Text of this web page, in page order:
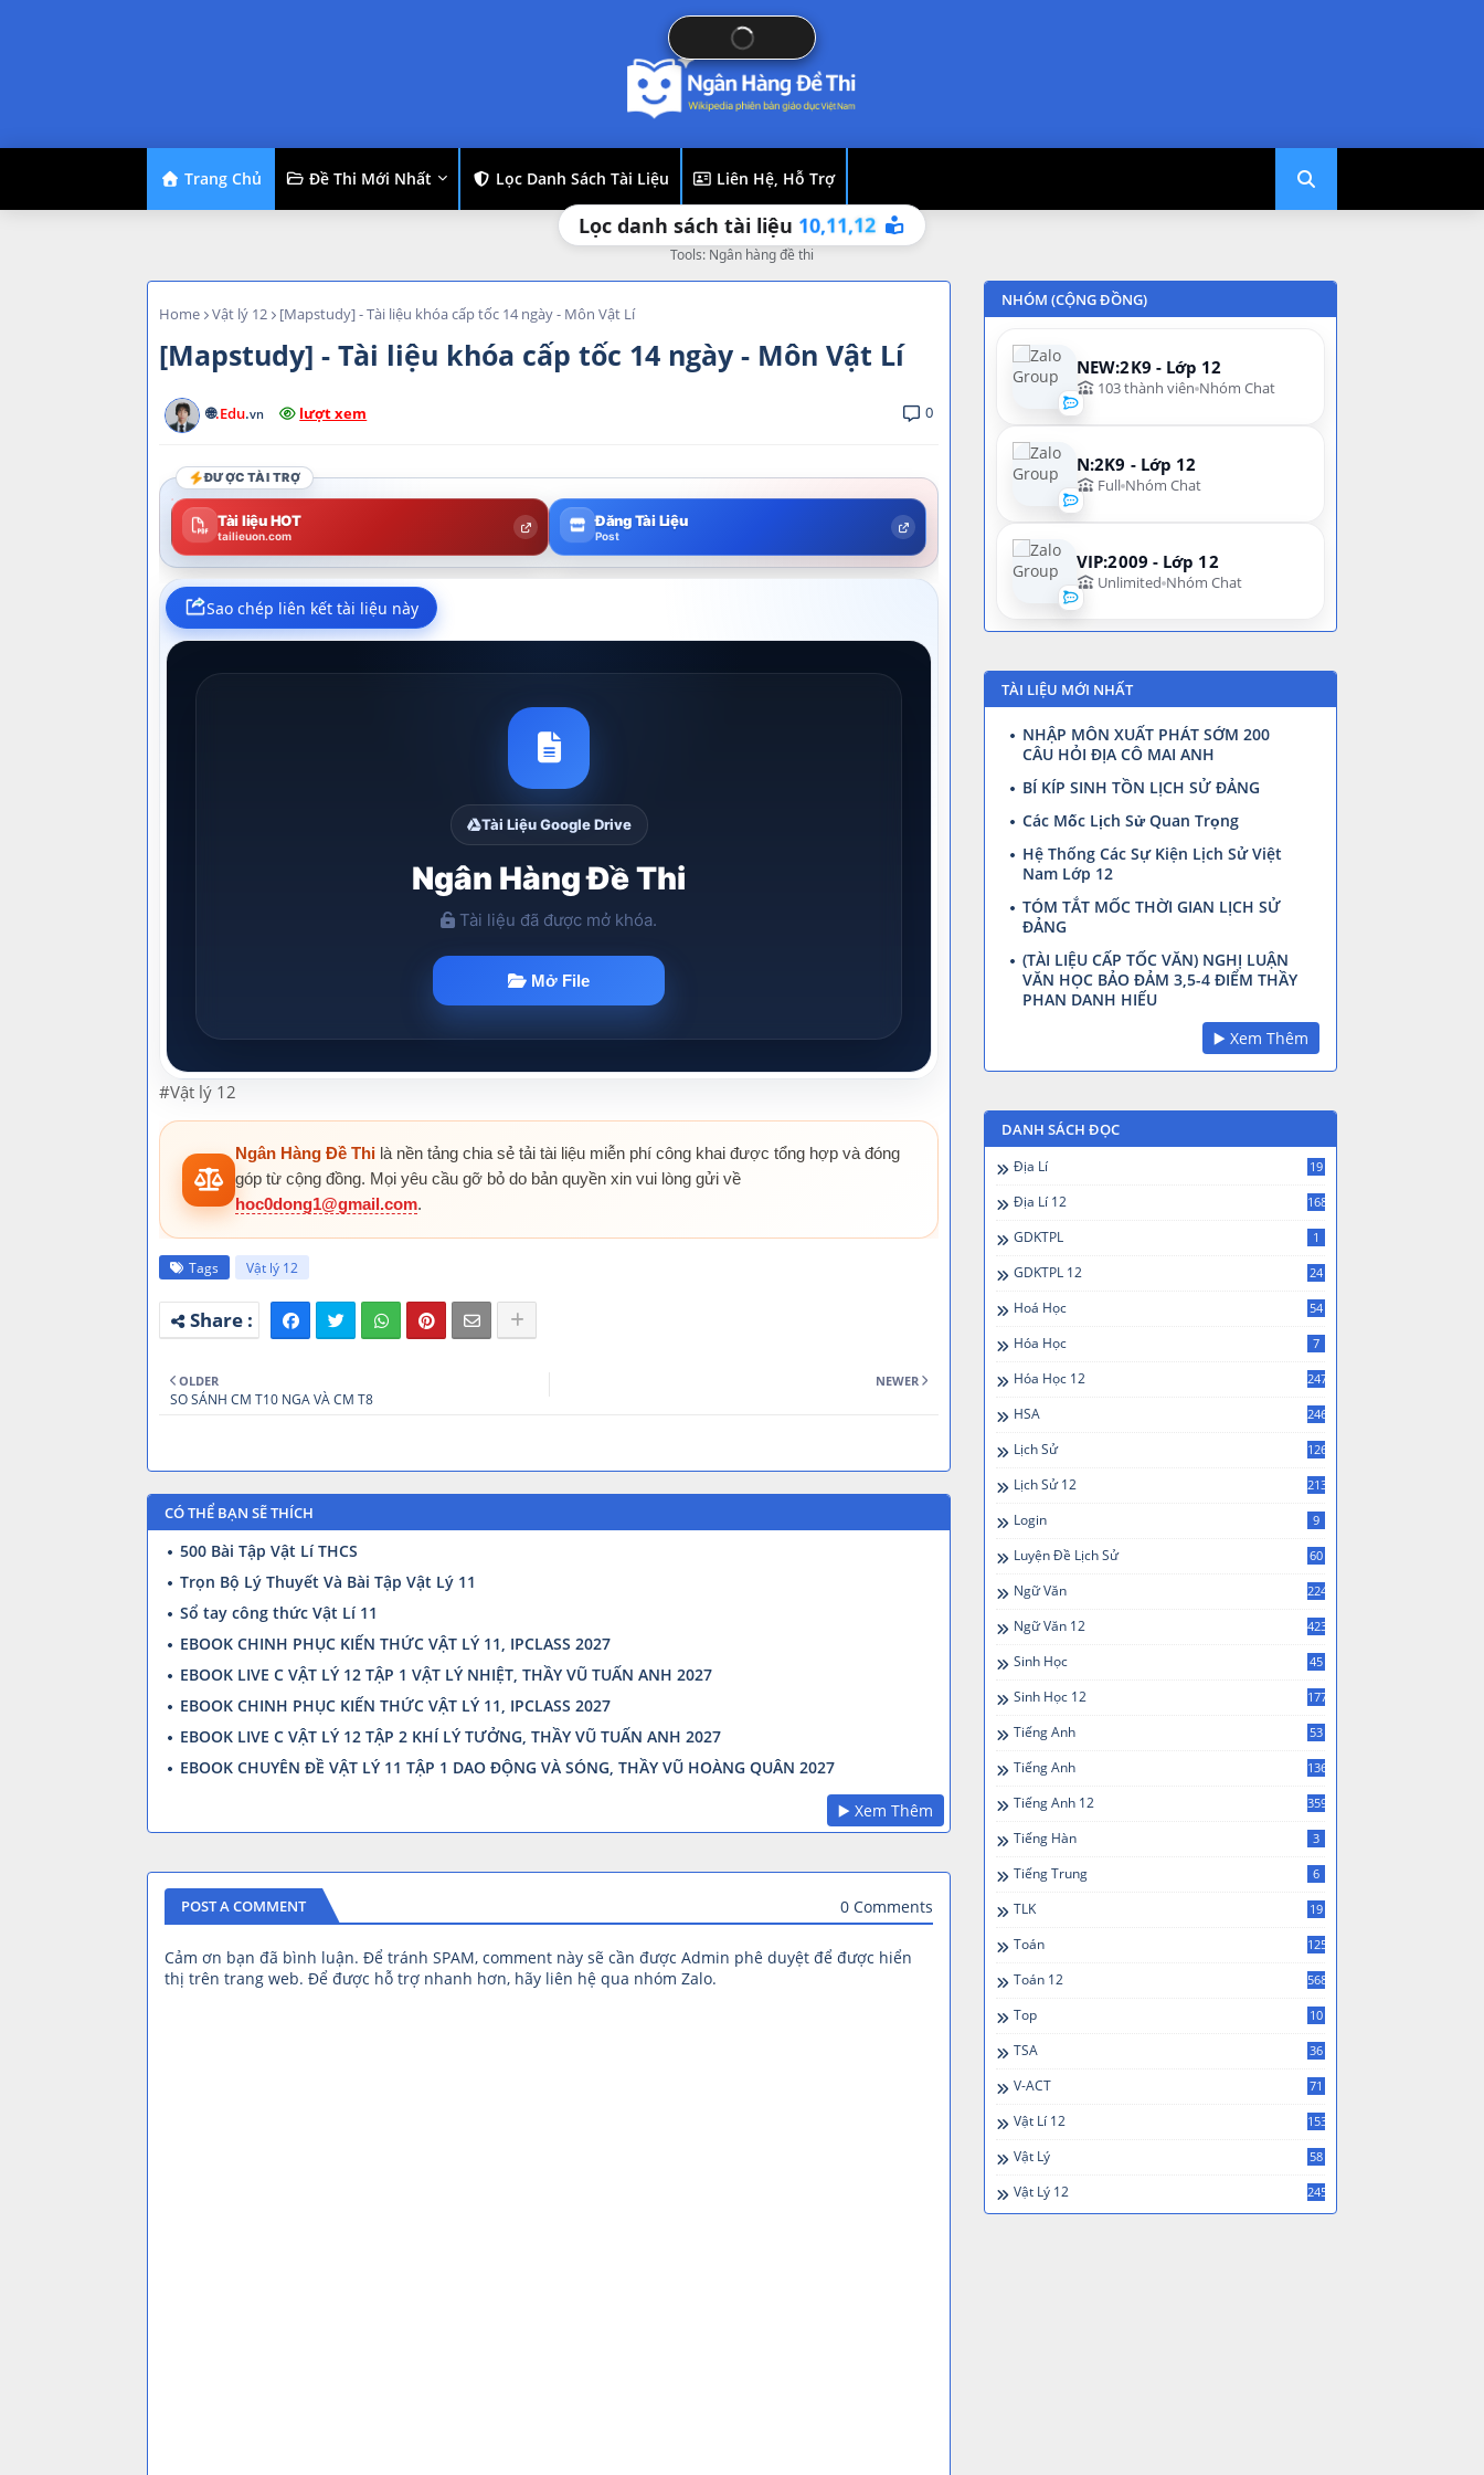
Trang Chủ Đề Thi Mới Nhất Lọc Danh Sách Tài Liệu Liên Hệ, Hỗ Trợ
Lọc danh sách tài liệu 10,11,12
Tools: Ngân hàng đề thi
Home Vật lý 12 [Mapstudy] - Tài liệu khóa cấp tốc 14 ngày - Môn Vật Lí
[Mapstudy] - Tài liệu khóa cấp tốc 14 ngày - Môn Vật Lí
🌐.Edu.vn lượt xem 0
ĐƯỢC TÀI TRỢ
Tài liệu HOT
tailieuon.com
Đăng Tài Liệu
Post
#Vật lý 12
Ngân Hàng Đề Thi là nền tảng chia sẻ tải tài liệu miễn phí công khai được tổng hợp và đóng
góp từ cộng đồng. Mọi yêu cầu gỡ bỏ do bản quyền xin vui lòng gửi về
hoc0dong1@gmail.com.
Tags Vật lý 12
NEWER
OLDER
SO SÁNH CM T10 NGA VÀ CM T8
CÓ THỂ BẠN SẼ THÍCH
500 Bài Tập Vật Lí THCS
Trọn Bộ Lý Thuyết Và Bài Tập Vật Lý 11
Sổ tay công thức Vật Lí 11
EBOOK CHINH PHỤC KIẾN THỨC VẬT LÝ 11, IPCLASS 2027
EBOOK LIVE C VẬT LÝ 12 TẬP 1 VẬT LÝ NHIỆT, THẦY VŨ TUẤN ANH 2027
EBOOK CHINH PHỤC KIẾN THỨC VẬT LÝ 11, IPCLASS 2027
EBOOK LIVE C VẬT LÝ 12 TẬP 2 KHÍ LÝ TƯỞNG, THẦY VŨ TUẤN ANH 2027
EBOOK CHUYÊN ĐỀ VẬT LÝ 11 TẬP 1 DAO ĐỘNG VÀ SÓNG, THẦY VŨ HOÀNG QUÂN 2027
▶️ Xem Thêm
POST A COMMENT 0 Comments
Cảm ơn bạn đã bình luận. Để tránh SPAM, comment này sẽ cần được Admin phê duyệt để được hiển
thị trên trang web. Để được hỗ trợ nhanh hơn, hãy liên hệ qua nhóm Zalo.
NHÓM (CỘNG ĐỒNG)
NEW:2K9 - Lớp 12
103 thành viên Nhóm Chat
N:2K9 - Lớp 12
Full Nhóm Chat
VIP:2009 - Lớp 12
Unlimited Nhóm Chat
TÀI LIỆU MỚI NHẤT
NHẬP MÔN XUẤT PHÁT SỚM 200
CÂU HỎI ĐỊA CÔ MAI ANH
BÍ KÍP SINH TỒN LỊCH SỬ ĐẢNG
Các Mốc Lịch Sử Quan Trọng
Hệ Thống Các Sự Kiện Lịch Sử Việt
Nam Lớp 12
TÓM TẮT MỐC THỜI GIAN LỊCH SỬ
ĐẢNG
(TÀI LIỆU CẤP TỐC VĂN) NGHỊ LUẬN
VĂN HỌC BẢO ĐẢM 3,5-4 ĐIỂM THẦY
PHAN DANH HIẾU
▶️ Xem Thêm
DANH SÁCH ĐỌC
Địa Lí 19
Địa Lí 12 168
GDKTPL 1
GDKTPL 12 24
Hoá Học 54
Hóa Học 7
Hóa Học 12 247
HSA 246
Lịch Sử 126
Lịch Sử 12 213
Login 9
Luyện Đề Lịch Sử 60
Ngữ Văn 224
Ngữ Văn 12 423
Sinh Học 45
Sinh Học 12 177
Tiếng Anh 53
Tiếng Anh 136
Tiếng Anh 12 359
Tiếng Hàn 3
Tiếng Trung 6
TLK 19
Toán 125
Toán 12 568
Top 10
TSA 36
V-ACT 71
Vật Lí 12 153
Vật Lý 58
Vật Lý 12 245